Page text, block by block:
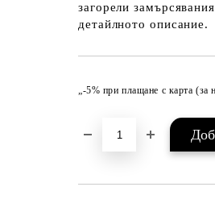
загорели
детайлното описание.
„-5% при плащане с карта (за